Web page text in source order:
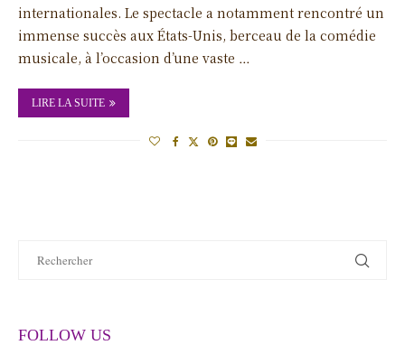
internationales. Le spectacle a notamment rencontré un
immense succès aux États-Unis, berceau de la comédie
musicale, à l’occasion d’une vaste …
LIRE LA SUITE
FOLLOW US